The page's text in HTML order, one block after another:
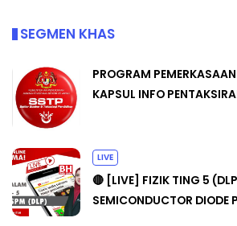
SEGMEN KHAS
PROGRAM
KAPSUL INFO
LIVE
🔴 [LIVE] FIZIK TING 5
SEMICONDUCTOR DIODE